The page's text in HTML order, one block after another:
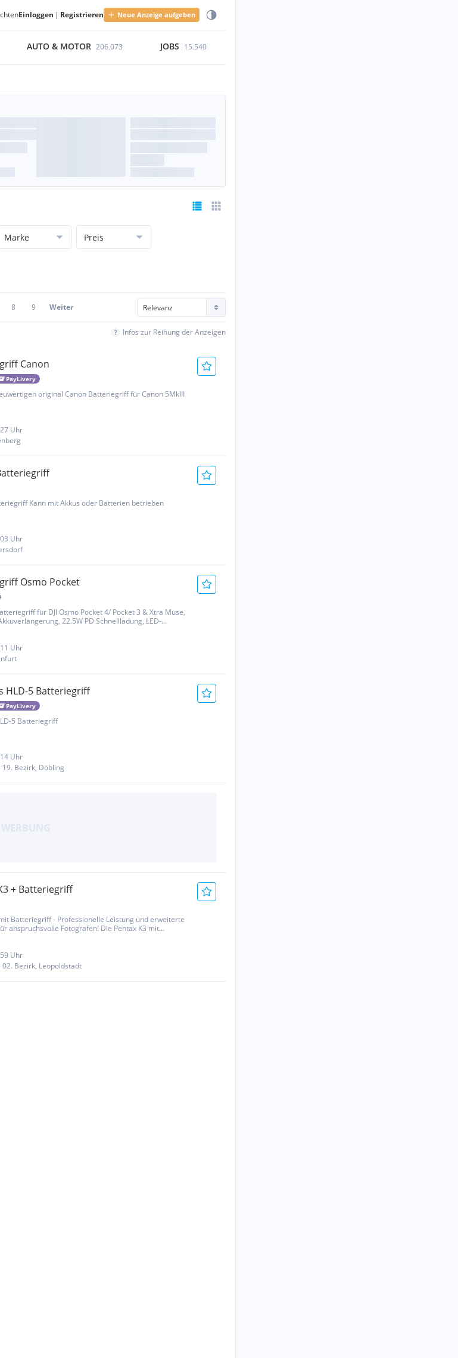
Einloggen | Registrieren Neue Anzeige aufgeben
AUTO & MOTOR 206.073 JOBS 15.540
Marke Preis
8 9 Weiter
Infos zur Reihung der Anzeigen
Canon
PayLivery
original Canon Batteriegriff für Canon 5MkIII
Uhr
Kann mit Akkus oder Batterien betrieben
Uhr
Osmo Pocket
für DJI Osmo Pocket 4/ Pocket 3 & Xtra Muse,
22.5W PD Schnellladung, LED-
Uhr
HLD-5 Batteriegriff
PayLivery
5 Batteriegriff
Uhr
19. Bezirk, Döbling
+ Batteriegriff
Batteriegriff - Professionelle Leistung und erweiterte
anspruchsvolle Fotografen! Die Pentax K3 mit
Uhr
02. Bezirk, Leopoldstadt